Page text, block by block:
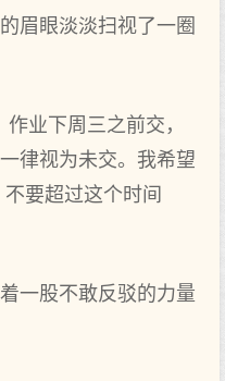
眉眼淡淡扫视了一圈
业下周三之前交，
律视为未交。我希望
要超过这个时间
一股不敢反驳的力量